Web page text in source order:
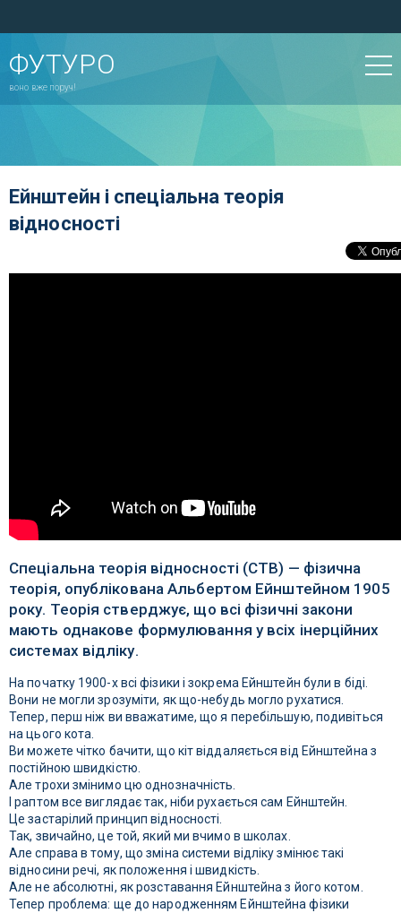
ФУТУРО
воно вже поруч!
Ейнштейн і спеціальна теорія
відносності
Спеціальна теорія відносності (СТВ) — фізична
теорія, опублікована Альбертом Ейнштейном 1905
року. Теорія стверджує, що всі фізичні закони
мають однакове формулювання у всіх інерційних
системах відліку.
На початку 1900-х всі фізики і зокрема Ейнштейн були в біді.
Вони не могли зрозуміти, як що-небудь могло рухатися.
Тепер, перш ніж ви вважатиме, що я перебільшую, подивіться
на цього кота.
Ви можете чітко бачити, що кіт віддаляється від Ейнштейна з
постійною швидкістю.
Але трохи змінимо цю однозначність.
І раптом все виглядає так, ніби рухається сам Ейнштейн.
Це застарілий принцип відносності.
Так, звичайно, це той, який ми вчимо в школах.
Але справа в тому, що зміна системи відліку змінює такі
відносини речі, як положення і швидкість.
Але не абсолютні, як розставання Ейнштейна з його котом.
Тепер проблема: ще до народженням Ейнштейна фізики